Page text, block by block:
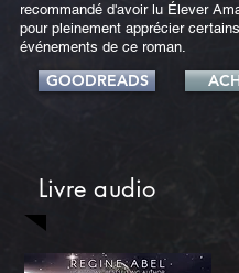
recommandé d'avoir lu Élever
pour pleinement apprécier
événements de ce roman.
GOODREADS
Livre audio